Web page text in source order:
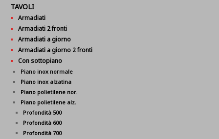
TAVOLI
Armadiati
Armadiati 2 fronti
Armadiati a giorno
Armadiati a giorno 2 fronti
Con sottopiano
Piano inox normale
Piano inox alzatina
Piano polietilene nor.
Piano polietilene alz.
Profondità 500
Profondità 600
Profondità 700